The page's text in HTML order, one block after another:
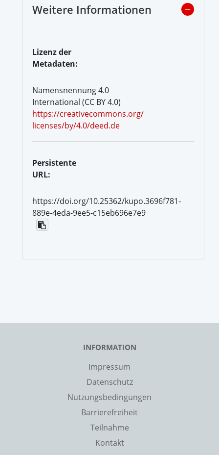
Weitere Informationen
Lizenz der
Metadaten:
Namensnennung 4.0
International (CC BY 4.0)
https://creativecommons.org/
licenses/by/4.0/deed.de
Persistente
URL:
https://doi.org/10.25362/kupo.3696f781-
889e-4eda-9ee5-c15eb696e7e9
INFORMATION
Impressum
Datenschutz
Nutzungsbedingungen
Barrierefreiheit
Teilnahme
Kontakt